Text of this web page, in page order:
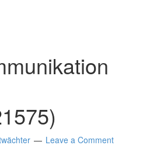
Leave a Comment